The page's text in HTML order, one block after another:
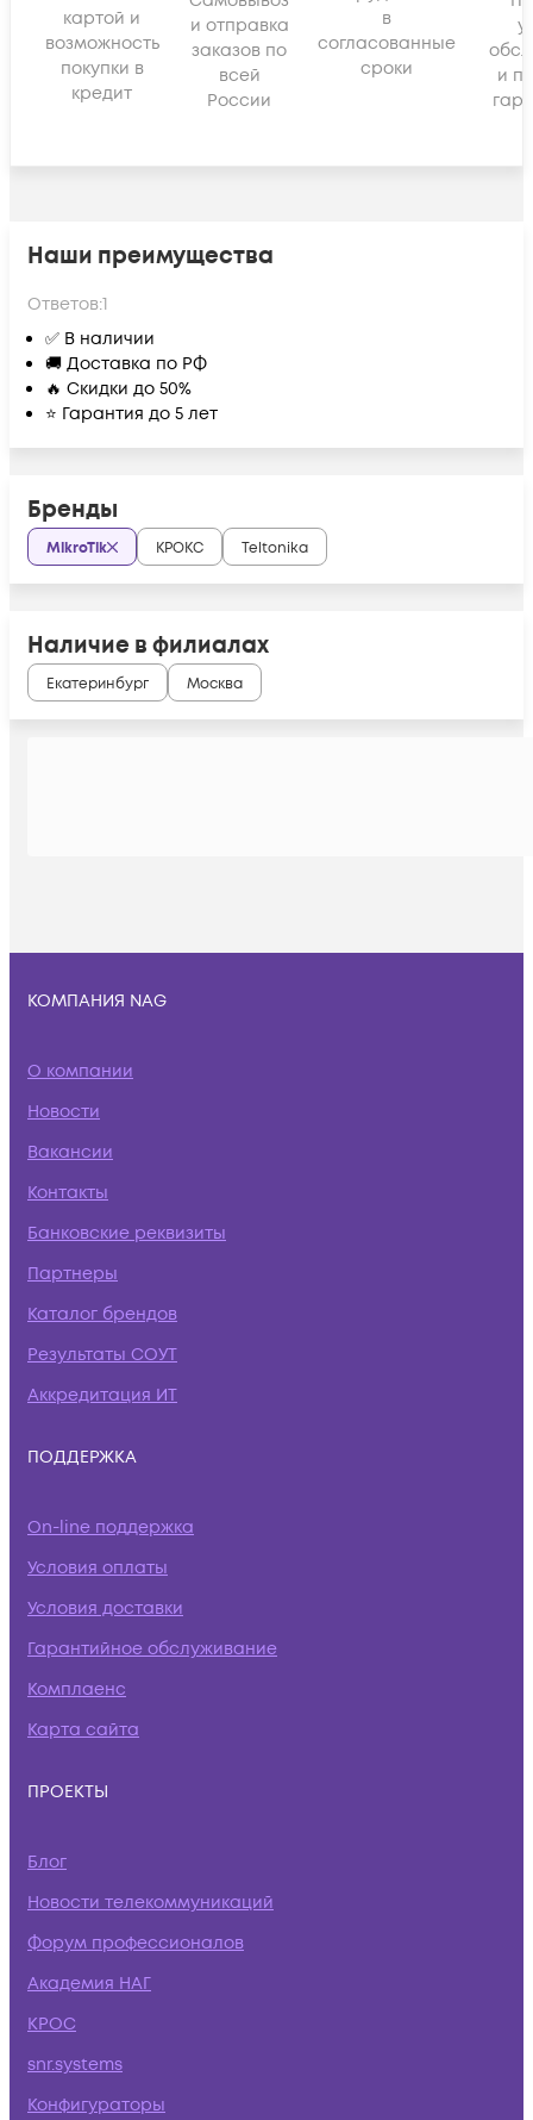
картой и
возможность
покупки в
кредит
и отправка
заказов по
всей
России
в
согласованные
сроки
и
Наши преимущества
Ответов:1
✅ В наличии
🚚 Доставка по РФ
🔥 Скидки до 50%
⭐ Гарантия до 5 лет
Бренды
MikroTik КРОКС Teltonika
Наличие в филиалах
Екатеринбург Москва
КОМПАНИЯ NAG
О компании
Новости
Вакансии
Контакты
Банковские реквизиты
Партнеры
Каталог брендов
Результаты СОУТ
Аккредитация ИТ
ПОДДЕРЖКА
On-line поддержка
Условия оплаты
Условия доставки
Гарантийное обслуживание
Комплаенс
Карта сайта
ПРОЕКТЫ
Блог
Новости телекоммуникаций
Форум профессионалов
Академия НАГ
КРОС
snr.systems
Конфигураторы